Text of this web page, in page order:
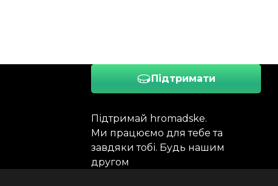
Підтримати
Підтримай hromadske.
Ми працюємо для тебе та
завдяки тобі. Будь нашим
другом